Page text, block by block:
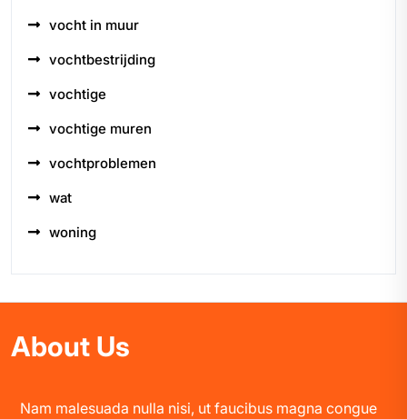
vocht in muur
vochtbestrijding
vochtige
vochtige muren
vochtproblemen
wat
woning
About Us
Nam malesuada nulla nisi, ut faucibus magna congue